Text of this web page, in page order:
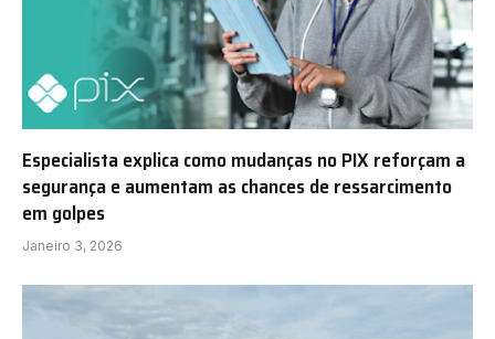
Especialista explica como mudanças no PIX reforçam a
segurança e aumentam as chances de ressarcimento
em golpes
Janeiro 3, 2026